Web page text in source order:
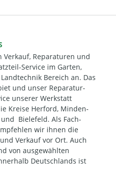
Verkauf, Reparaturen und
Service im Garten,
Bereich an. Das
und unser Reparatur-
unserer Werkstatt
Kreise Herford, Minden-
Bielefeld. Als Fach-
wir ihnen die
Verkauf vor Ort. Auch
von ausgewählten
Deutschlands ist